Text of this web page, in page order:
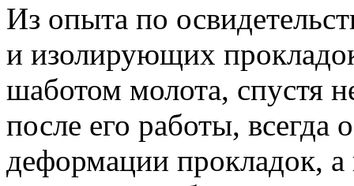
Из опыта по
и изолирующих
шаботом молота, спустя
после его работы,
деформации прокладок,